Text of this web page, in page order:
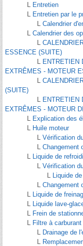
L Entretien
L Entretien par le
L Calendrier
L Calendrier des
L
ESSENCE (SUITE)
L ENTRETIEN
EXTRÊMES - MOTEUR
L
(SUITE)
L ENTRETIEN
EXTRÊMES - MOTEUR
L Explication des
L Huile moteur
L Vérification
L Changement
L Liquide de
L Vérification
L Liquide
L Changement
L Liquide de
L Liquide lave-
L Frein de
L Filtre à
L Drainage de
L